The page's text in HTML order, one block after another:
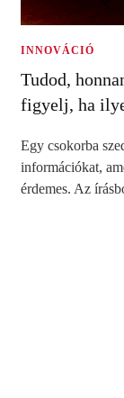
INNOVÁCIÓ
Tudod,
figyelj, ha
Egy csokorba
információkat,
érdemes. Az